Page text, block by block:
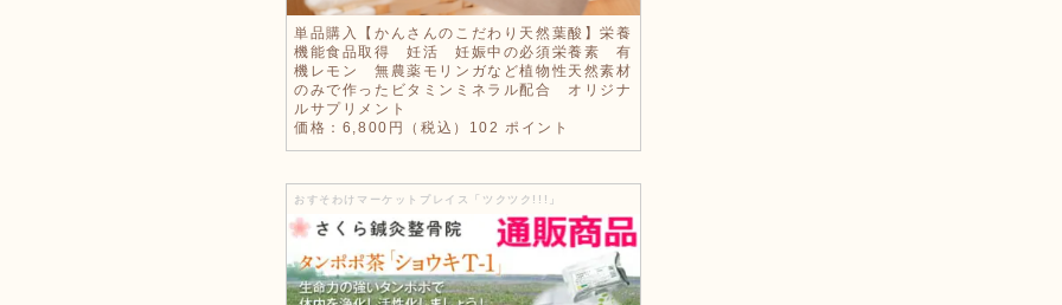
単品購入【かんさんのこだわり天然葉酸】栄養
機能食品取得 妊活 妊娠中の必須栄養素 有
機レモン 無農薬モリンガなど植物性天然素材
のみで作ったビタミンミネラル配合 オリジナ
ルサプリメント
価格：6,800円（税込）102 ポイント
おすそわけマーケットプレイス「ツクツク!!!」